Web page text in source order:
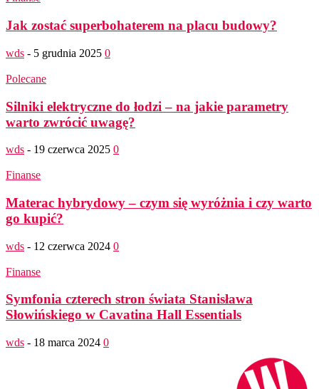
Jak zostać superbohaterem na placu budowy?
wds - 5 grudnia 2025 0
Polecane
Silniki elektryczne do łodzi – na jakie parametry
warto zwrócić uwagę?
wds - 19 czerwca 2025 0
Finanse
Materac hybrydowy – czym się wyróżnia i czy warto
go kupić?
wds - 12 czerwca 2024 0
Finanse
Symfonia czterech stron świata Stanisława
Słowińskiego w Cavatina Hall Essentials
wds - 18 marca 2024 0